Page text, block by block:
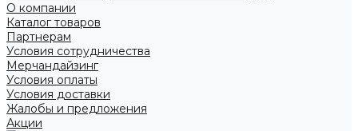
О компании
Каталог товаров
Партнерам
Условия сотрудничества
Мерчандайзинг
Условия оплаты
Условия доставки
Жалобы и предложения
Акции